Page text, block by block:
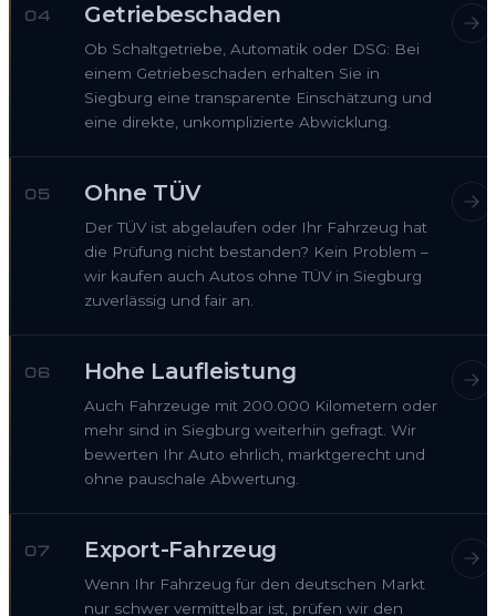
04 Getriebeschaden
Ob Schaltgetriebe, Automatik oder DSG: Bei
einem Getriebeschaden erhalten Sie in
Siegburg eine transparente Einschätzung und
eine direkte, unkomplizierte Abwicklung.
05 Ohne TÜV
Der TÜV ist abgelaufen oder Ihr Fahrzeug hat
die Prüfung nicht bestanden? Kein Problem –
wir kaufen auch Autos ohne TÜV in Siegburg
zuverlässig und fair an.
06 Hohe Laufleistung
Auch Fahrzeuge mit 200.000 Kilometern oder
mehr sind in Siegburg weiterhin gefragt. Wir
bewerten Ihr Auto ehrlich, marktgerecht und
ohne pauschale Abwertung.
07 Export-Fahrzeug
Wenn Ihr Fahrzeug für den deutschen Markt
nur schwer vermittelbar ist, prüfen wir den